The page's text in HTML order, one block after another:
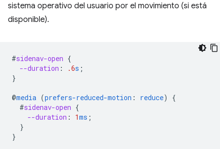
sistema operativo del usuario por el movimiento (si está
disponible).
#sidenav-open {
--duration : .6s ;
}
@media (prefers-reduced-motion : reduce)
{
#sidenav-open {
--duration : 1ms ;
}
}